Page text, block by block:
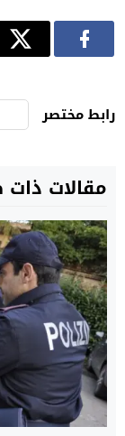
رابط مختصر
مقالات ذات